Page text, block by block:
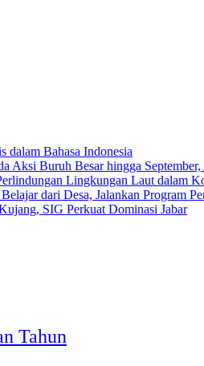
Bahasa Indonesia
Aksi Buruh Besar hingga
Lingkungan Laut dalam
dari Desa, Jalankan Program
SIG Perkuat Dominasi Jabar
Tahun